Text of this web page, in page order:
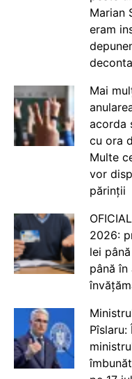
Marian
eram
Mai
acorda
cu ora
Multe
vor
părinții
2026:
lei
până în